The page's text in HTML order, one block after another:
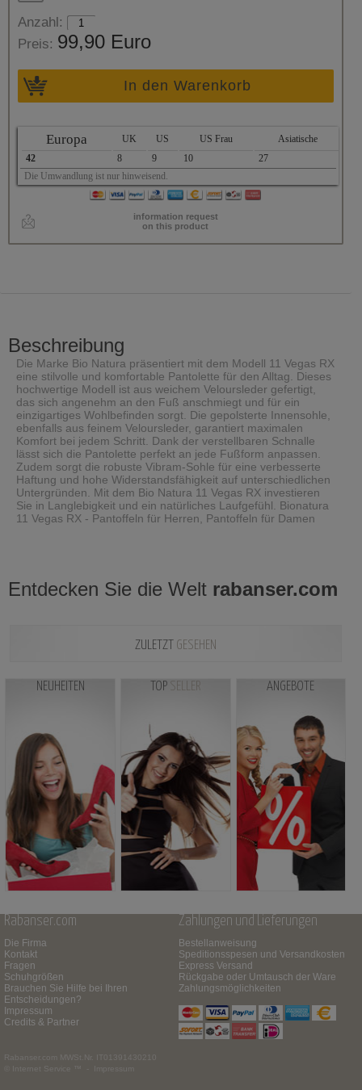
Anzahl:
Preis: 99,90 Euro
In den Warenkorb
Europa UK US US Frau
Asiatische
42
8 9 10
27
Die Umwandlung ist nur hinweisend.
information request
on this product
Beschreibung
Die Marke Bio Natura präsentiert mit dem Modell 11 Vegas RX
eine stilvolle und komfortable Pantolette für den Alltag. Dieses
hochwertige Modell ist aus weichem Veloursleder gefertigt,
das sich angenehm an den Fuß anschmiegt und für ein
einzigartiges Wohlbefinden sorgt. Die gepolsterte Innensohle,
ebenfalls aus feinem Veloursleder, garantiert maximalen
Komfort bei jedem Schritt. Dank der verstellbaren Schnalle
lässt sich die Pantolette perfekt an jede Fußform anpassen.
Zudem sorgt die robuste Vibram-Sohle für eine verbesserte
Haftung und hohe Widerstandsfähigkeit auf unterschiedlichen
Untergründen. Mit dem Bio Natura 11 Vegas RX investieren
Sie in Langlebigkeit und ein natürliches Laufgefühl. Bionatura
11 Vegas RX - Pantoffeln für Herren, Pantoffeln für Damen
Entdecken Sie die Welt rabanser.com
ZULETZT GESEHEN
NEUHEITEN TOP SELLER ANGEBOTE
Rabanser.com
Die Firma
Kontakt
Fragen
Schuhgrößen
Brauchen Sie Hilfe bei Ihren
Entscheidungen?
Impressum
Credits & Partner
Rabanser.com
MWSt.Nr. IT01391430210
© Internet Service ™ -
Impressum
Zahlungen und Lieferungen
Bestellanweisung
Speditionsspesen und Versandkosten
Express Versand
Rückgabe oder Umtausch der Ware
Zahlungsmöglichkeiten